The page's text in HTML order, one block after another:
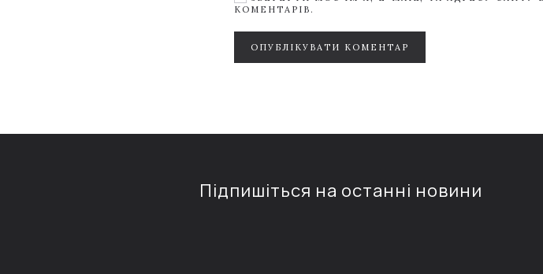
КОМЕНТАРІВ.
ОПУБЛІКУВАТИ КОМЕНТАР
Підпишіться на останні новини